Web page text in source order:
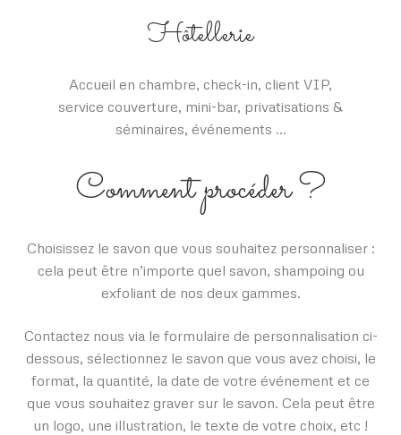
Hôtellerie
Accueil en chambre, check-in, client VIP,
service couverture, mini-bar, privatisations &
séminaires, événements …
Comment procéder ?
Choisissez le savon que vous souhaitez personnaliser :
cela peut être n’importe quel savon, shampoing ou
exfoliant de nos deux gammes.
Contactez nous via le formulaire de personnalisation ci-
dessous, sélectionnez le savon que vous avez choisi, le
format, la quantité, la date de votre événement et ce
que vous souhaitez graver sur le savon. Cela peut être
un logo, une illustration, le texte de votre choix, etc !